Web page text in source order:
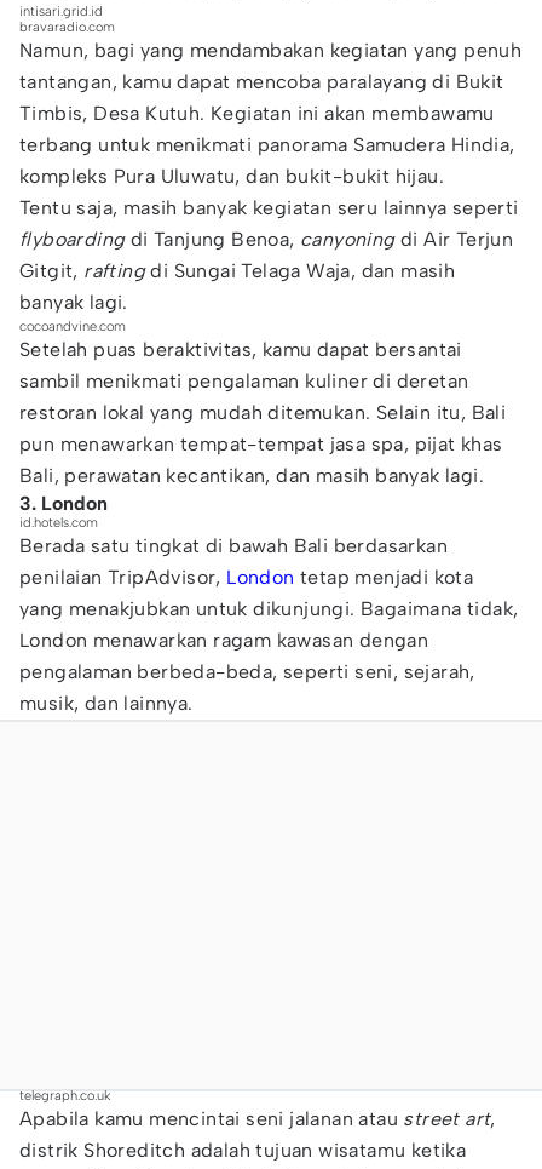
intisari.grid.id
bravaradio.com
Namun, bagi yang mendambakan kegiatan yang penuh
tantangan, kamu dapat mencoba paralayang di Bukit
Timbis, Desa Kutuh. Kegiatan ini akan membawamu
terbang untuk menikmati panorama Samudera Hindia,
kompleks Pura Uluwatu, dan bukit-bukit hijau.
Tentu saja, masih banyak kegiatan seru lainnya seperti
flyboardingdi Tanjung Benoa, canyoningdi Air Terjun
Gitgit, raftingdi Sungai Telaga Waja, dan masih
banyak lagi.
cocoandvine.com
Setelah puas beraktivitas, kamu dapat bersantai
sambil menikmati pengalaman kuliner di deretan
restoran lokal yang mudah ditemukan. Selain itu, Bali
pun menawarkan tempat-tempat jasa spa, pijat khas
Bali, perawatan kecantikan, dan masih banyak lagi.
3. London
id.hotels.com
Berada satu tingkat di bawah Bali berdasarkan
penilaian TripAdvisor, London tetap menjadi kota
yang menakjubkan untuk dikunjungi. Bagaimana tidak,
London menawarkan ragam kawasan dengan
pengalaman berbeda-beda, seperti seni, sejarah,
musik, dan lainnya.
telegraph.co.uk
Apabila kamu mencintai seni jalanan atau street art,
distrik Shoreditch adalah tujuan wisatamu ketika